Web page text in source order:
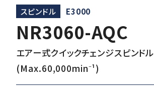
製品情報
事例紹介
スピンドル E3000
NR3060-AQC
エアー式クイックチェンジスピンドル
(Max.60,000min⁻¹)